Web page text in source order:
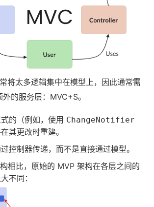
将太多逻辑集中在模型上，因此通常需
的服务层：MVC+S。
的（例如，使用 ChangeNotifier
其更改时重建。
控制器传递，而不是直接通过模型。
相比，原始的 MVP 架构在各层之间的
不同：